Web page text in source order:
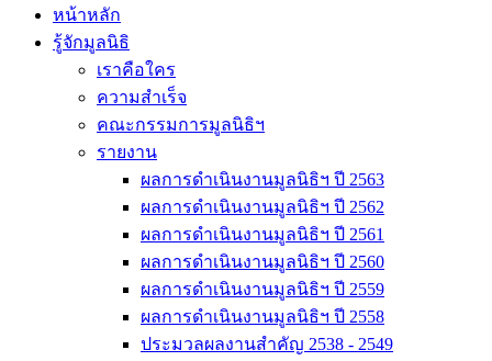
หน้าหลัก
รู้จักมูลนิธิ
เราคือใคร
ความสำเร็จ
คณะกรรมการมูลนิธิฯ
รายงาน
ผลการดำเนินงานมูลนิธิฯ ปี 2563
ผลการดำเนินงานมูลนิธิฯ ปี 2562
ผลการดำเนินงานมูลนิธิฯ ปี 2561
ผลการดำเนินงานมูลนิธิฯ ปี 2560
ผลการดำเนินงานมูลนิธิฯ ปี 2559
ผลการดำเนินงานมูลนิธิฯ ปี 2558
ประมวลผลงานสำคัญ 2538 - 2549